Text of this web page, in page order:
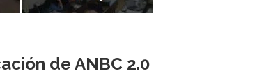
de ANBC 2.0